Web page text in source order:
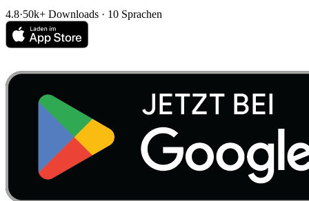
4.8·50k+ Downloads · 10 Sprachen